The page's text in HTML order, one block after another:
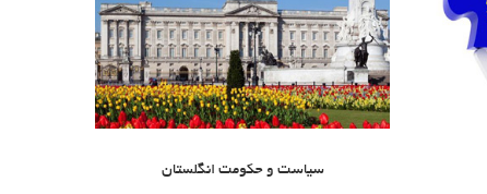
سیاست و حکومت انگلستان